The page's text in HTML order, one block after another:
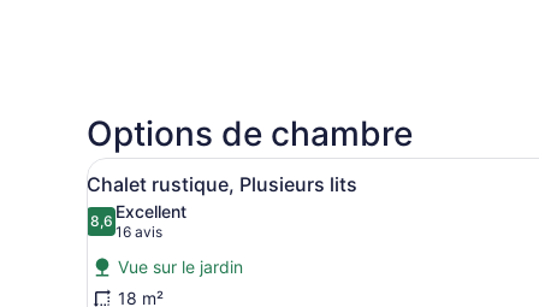
Options de chambre
Afficher
toutes
les
photos
pour
Une rangée de petites
4
Chalet rustique, Plusieurs lits
8,68,6 sur 10
Excellent
16 avis
(16 avis)
Vue sur le jardin
18 m²